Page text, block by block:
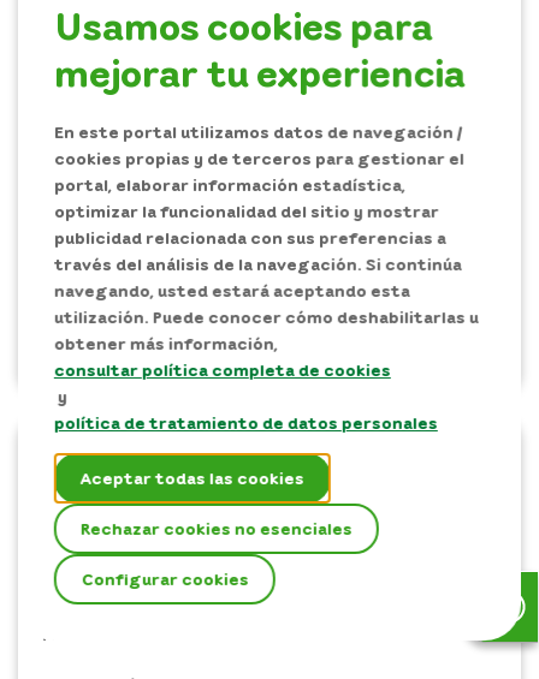
Fecha
2021-02-01 00:00
Ubicación
Municipio de Bello
Comentarios
Me gusta escuchar crónicas de los usuarios con sus
experiencias y el mejoramiento de la calidad de vida
como consecuencia de esas pequeñas acciones
como disfrutar de electricidad, agua, gas e incluso
un aprendizaje adquirido en la Fundación EPM, Gracias
a Aló EPM me enteré que la Fundación EPM tiene
talleres de formación
Nombre
Alicia
Fecha
2021-02-01 00:00
Ubicación
Medellín
Usamos cookies para
mejorar tu experiencia
En este portal utilizamos datos de navegación /
cookies propias y de terceros para gestionar el
portal, elaborar información estadística,
optimizar la funcionalidad del sitio y mostrar
publicidad relacionada con sus preferencias a
través del análisis de la navegación. Si continúa
navegando, usted estará aceptando esta
utilización. Puede conocer cómo deshabilitarlas u
obtener más información,
consultar política completa de cookies
y
política de tratamiento de datos personales
Aceptar todas las cookies
Rechazar cookies no esenciales
Configurar cookies